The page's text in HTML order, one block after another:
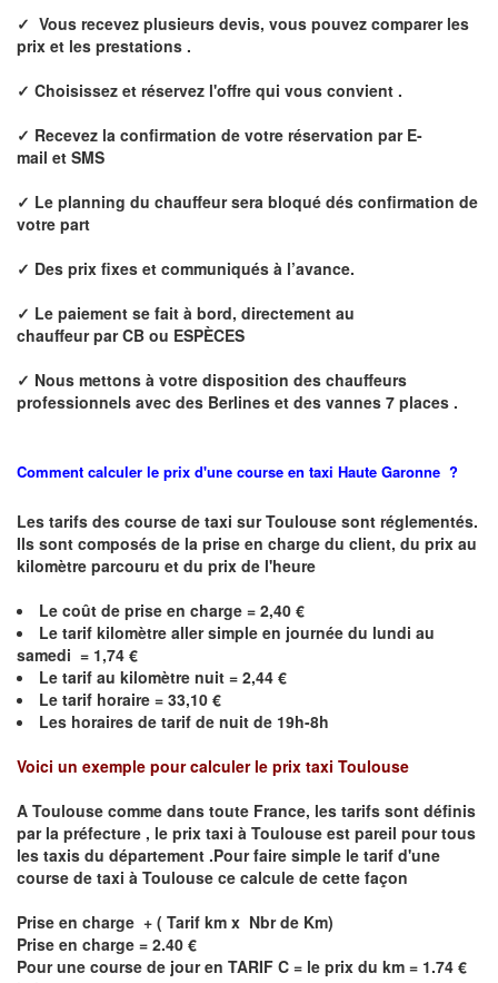
✓ Vous recevez plusieurs devis, vous pouvez comparer les
prix et les prestations .
✓ Choisissez et réservez l'offre qui vous convient .
✓ Recevez la confirmation de votre réservation par E-
mail et SMS
✓ Le planning du chauffeur sera bloqué dés confirmation de
votre part
✓ Des prix fixes et communiqués à l’avance.
✓ Le paiement se fait à bord, directement au
chauffeurpar CB ou ESPÈCES
✓ Nous mettons à votre disposition des chauffeurs
professionnels avec des Berlines et des vannes 7 places .
Comment calculer le prix d'une course en taxi Haute Garonne ?
Les tarifs des course de taxi sur Toulouse sont réglementés.
Ils sont composés de la prise en charge du client, du prix au
kilomètre parcouru et du prix de l'heure
Le coût de prise en charge = 2,40 €
Le tarif kilomètre aller simple en journée du lundi au
samedi = 1,74 €
Le tarif au kilomètre nuit = 2,44 €
Le tarif horaire = 33,10 €
Les horaires de tarif de nuit de 19h-8h
Voici un exemple pour calculer le prix taxi Toulouse
A Toulouse comme dans toute France, les tarifs sont définis
par la préfecture , le prix taxi à Toulouse est pareil pour tous
les taxis du département .Pour faire simple le tarif d'une
course de taxi à Toulouse ce calcule de cette façon
Prise en charge + ( Tarif km x Nbr de Km)
Prise en charge = 2.40 €
Pour une course de jour en TARIF C = le prix du km = 1.74 €